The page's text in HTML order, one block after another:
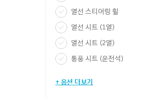
열선 스티어링 휠
열선 시트 (1열)
열선 시트 (2열)
통풍 시트 (운전석)
+ 옵션 더보기